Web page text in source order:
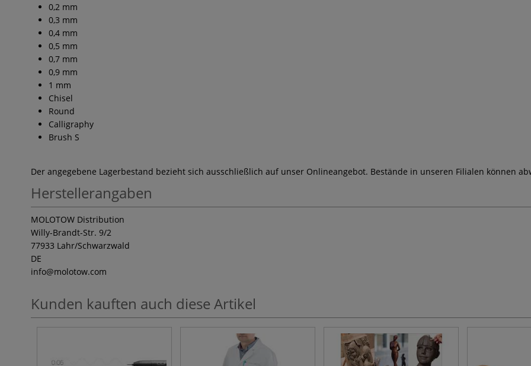
0,2 mm
0,3 mm
0,4 mm
0,5 mm
0,7 mm
0,9 mm
1 mm
Chisel
Round
Calligraphy
Brush S
Der angegebene Lagerbestand bezieht sich ausschließlich auf unser Onlineangebot. Bestände in unseren Filialen können
Herstellerangaben
MOLOTOW Distribution
Willy-Brandt-Str. 9/2
77933 Lahr/Schwarzwald
DE
info@molotow.com
Kunden kauften auch diese Artikel